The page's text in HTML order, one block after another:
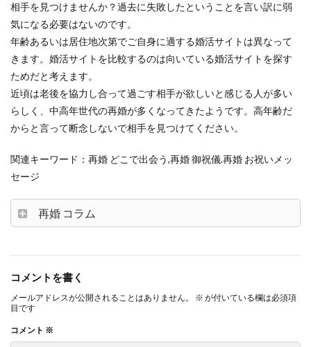
相手を見つけませんか？過去に失敗したということを言い訳に弱
気になる必要はないのです。
年齢あるいは居住地次第でご自身に適する婚活サイトは異なって
きます。婚活サイトを比較するのは向いている婚活サイトを探す
ためだと考えます。
近頃は老後を協力し合って過ごす相手が欲しいと感じる人が多い
らしく、中高年世代の再婚が多くなってきたようです。高年齢だ
からと言って断念しないで相手を見つけてください。
関連キーワード：再婚 どこで出会う,再婚 御祝儀.再婚 お祝いメッ
セージ
再婚 コラム
コメントを書く
メールアドレスが公開されることはありません。 ※ が付いている欄は必須項
目です
コメント ※